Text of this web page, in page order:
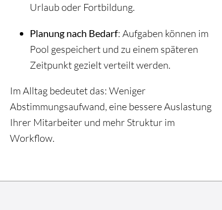
Urlaub oder Fortbildung.
Planung nach Bedarf: Aufgaben können im
Pool gespeichert und zu einem späteren
Zeitpunkt gezielt verteilt werden.
Im Alltag bedeutet das: Weniger
Abstimmungsaufwand, eine bessere Auslastung
Ihrer Mitarbeiter und mehr Struktur im
Workflow.